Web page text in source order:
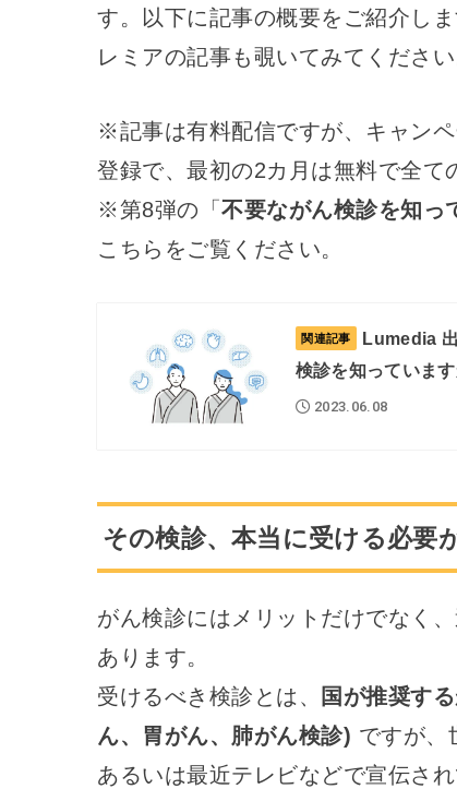
す。以下に記事の概要をご紹介し
レミアの記事も覗いてみてください
※記事は有料配信ですが、キャン
登録で、最初の2カ月は無料で全て
※第8弾の「 不要ながん検診を知っ
こちらをご覧ください。
関連記事
Lumedia
検診を知っていま
2023.06.08
その検診、本当に受ける必要
がん検診にはメリットだけでなく
あります。
受けるべき検診とは、
国が推奨す
ん、胃がん、肺がん検診) ですが、
あるいは最近テレビなどで宣伝さ